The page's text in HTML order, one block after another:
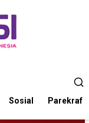
Sosial Parekraf